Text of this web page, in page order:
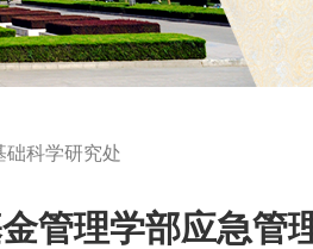
础科学研究处
管理学部应急管